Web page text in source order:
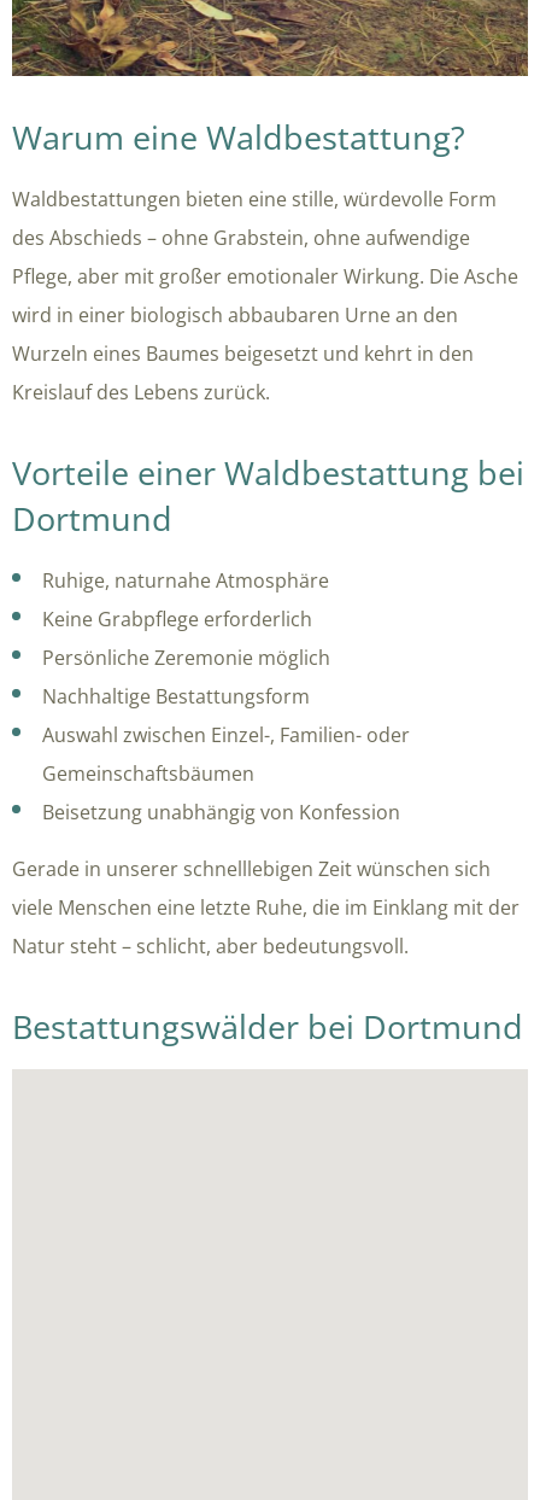
Warum eine Waldbestattung?
Waldbestattungen bieten eine stille, würdevolle Form
des Abschieds – ohne Grabstein, ohne aufwendige
Pflege, aber mit großer emotionaler Wirkung. Die Asche
wird in einer biologisch abbaubaren Urne an den
Wurzeln eines Baumes beigesetzt und kehrt in den
Kreislauf des Lebens zurück.
Vorteile einer Waldbestattung bei
Dortmund
Ruhige, naturnahe Atmosphäre
Keine Grabpflege erforderlich
Persönliche Zeremonie möglich
Nachhaltige Bestattungsform
Auswahl zwischen Einzel-, Familien- oder
Gemeinschaftsbäumen
Beisetzung unabhängig von Konfession
Gerade in unserer schnelllebigen Zeit wünschen sich
viele Menschen eine letzte Ruhe, die im Einklang mit der
Natur steht – schlicht, aber bedeutungsvoll.
Bestattungswälder bei Dortmund